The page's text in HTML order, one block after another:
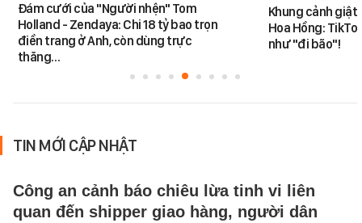
Đám cưới của "Người nhện" Tom
Holland - Zendaya: Chi 18 tỷ bao trọn
điền trang ở Anh, còn dùng trực
thăng…
Khung cảnh
Hoa Hồng:
như "đi bão"!
TIN MỚI CẬP NHẬT
Công an cảnh báo chiêu lừa tinh vi liên
quan đến shipper giao hàng, người dân